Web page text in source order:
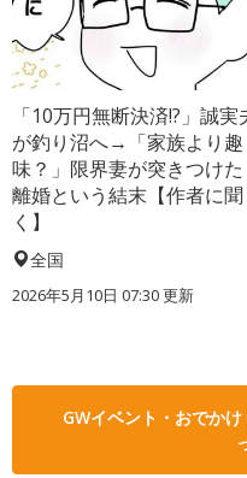
「10万円無断決済!?」誠実
が釣り沼へ→「家族より趣
味？」限界妻が突きつけた
離婚という結末【作者に聞
く】
全国
2026年5月10日 07:30 更新
GWイベント・おでか